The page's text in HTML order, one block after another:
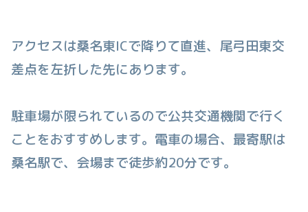
アクセスは桑名東ICで降りて直進、尾弓田東交
差点を左折した先にあります。
駐車場が限られているので公共交通機関で行く
ことをおすすめします。電車の場合、最寄駅は
桑名駅で、会場まで徒歩約20分です。